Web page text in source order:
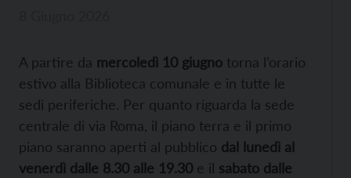
A partire da mercoledì 10 giugno torna l’orario
estivo alla Biblioteca comunale e in tutte le
sedi periferiche. Per quanto riguarda la sede
centrale di via Roma, il piano terra e il primo
piano saranno aperti al pubblico dal lunedì al
venerdì dalle 8.30 alle 19.30 e il sabato dalle